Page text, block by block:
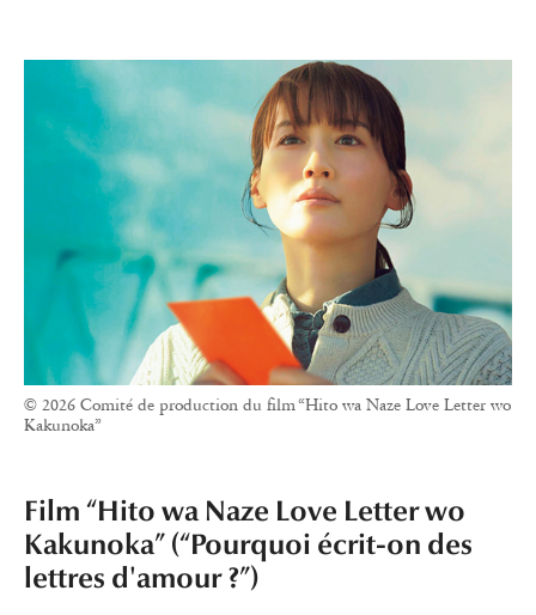
© 2026 Comité de production du film “Hito wa Naze Love Letter wo
Kakunoka”
Film “Hito wa Naze Love Letter wo
Kakunoka” (“Pourquoi écrit-on des
lettres d'amour ?”)